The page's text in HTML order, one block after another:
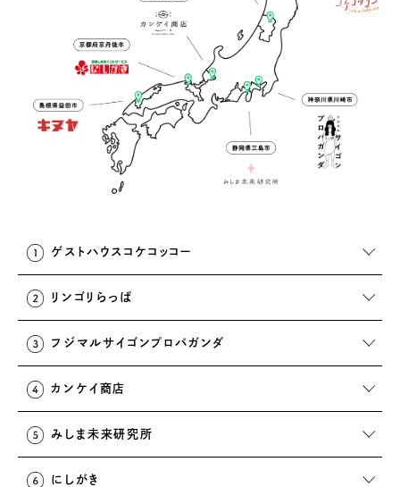
ゲストハウスコケコッコー
リンゴリらっぱ
フジマルサイゴンプロパガンダ
カンケイ商店
みしま未来研究所
にしがき